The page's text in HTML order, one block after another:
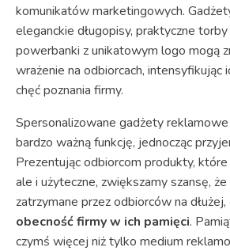
komunikatów marketingowych.
eleganckie długopisy, praktyczne
powerbanki z unikatowym logo mogą
wrażenie na odbiorcach, intensyfikując
chęć poznania firmy.
Spersonalizowane gadżety reklamowe
bardzo ważną funkcję, jednocząc
Prezentując odbiorcom produkty,
ale i użyteczne, zwiększamy szansę,
zatrzymane przez odbiorców na dłużej,
obecność firmy w ich pamięci.
czymś więcej niż tylko medium